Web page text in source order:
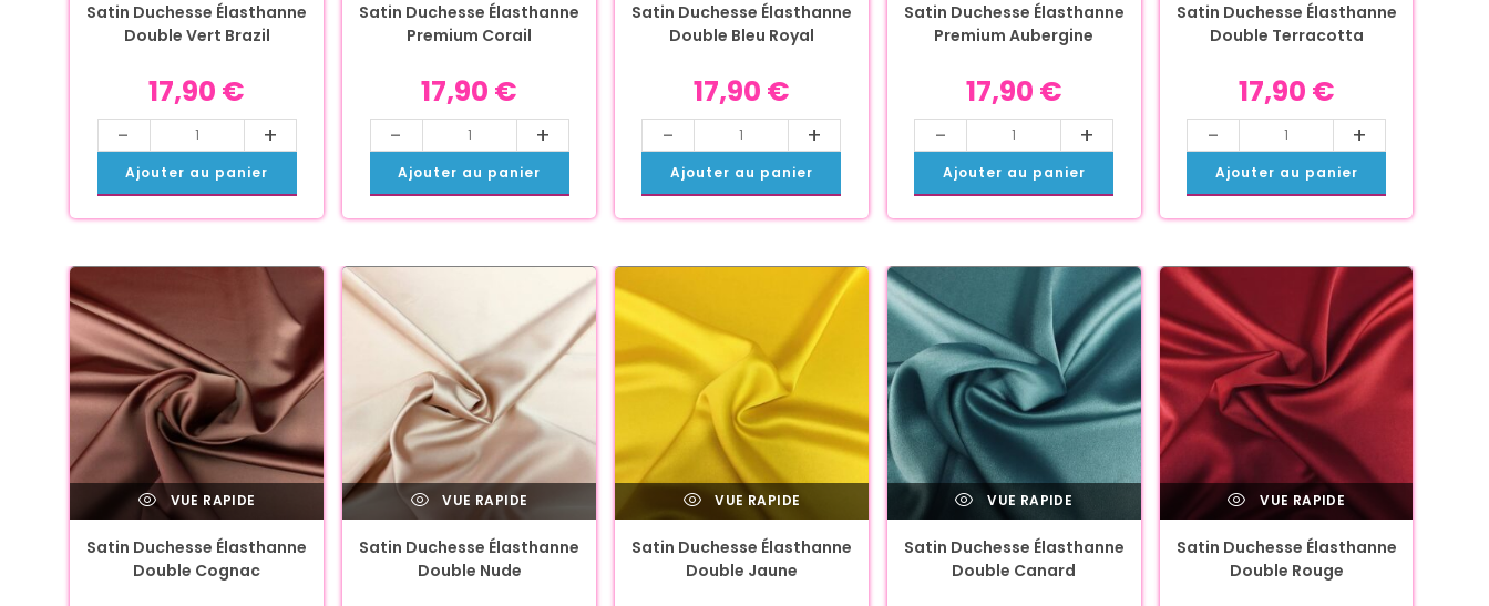
Satin Duchesse Élasthanne
Double Vert Brazil
17,90 €
- +
Ajouter au panier
Satin Duchesse Élasthanne
Premium Corail
17,90 €
- +
Ajouter au panier
Satin Duchesse Élasthanne
Double Bleu Royal
17,90 €
- +
Ajouter au panier
Satin Duchesse Élasthanne
Premium Aubergine
17,90 €
- +
Ajouter au panier
Satin Duchesse Élasthanne
Double Terracotta
17,90 €
- +
Ajouter au panier
VUE RAPIDE
Satin Duchesse Élasthanne
Double Cognac
VUE RAPIDE
Satin Duchesse Élasthanne
Double Nude
VUE RAPIDE
Satin Duchesse Élasthanne
Double Jaune
VUE RAPIDE
Satin Duchesse Élasthanne
Double Canard
VUE RAPIDE
Satin Duchesse Élasthanne
Double Rouge